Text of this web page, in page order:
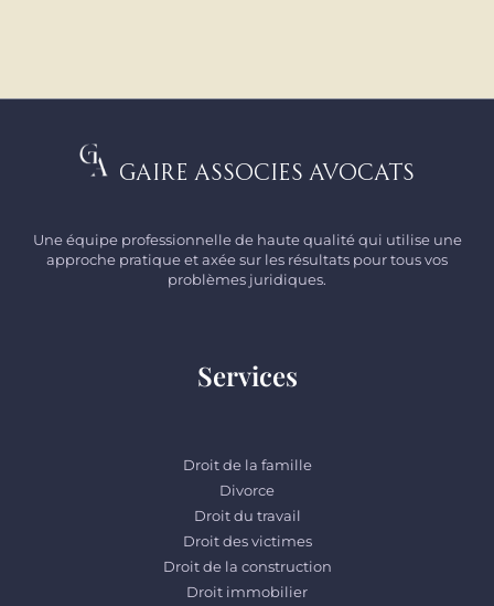
Gaire Associes Avocats
Une équipe professionnelle de haute qualité qui utilise une
approche pratique et axée sur les résultats pour tous vos
problèmes juridiques.
Services
Droit de la famille
Divorce
Droit du travail
Droit des victimes
Droit de la construction
Droit immobilier